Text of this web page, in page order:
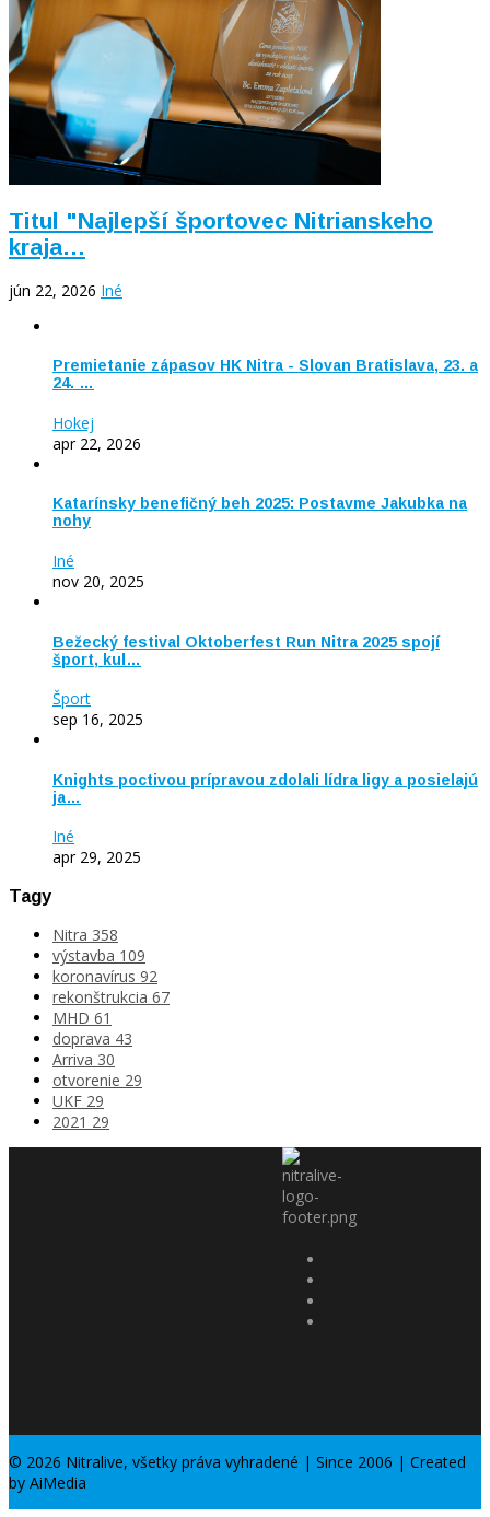
Titul "Najlepší športovec Nitrianskeho
kraja…
jún 22, 2026 Iné
Premietanie zápasov HK Nitra - Slovan Bratislava, 23. a
24. …
Hokej
apr 22, 2026
Katarínsky benefičný beh 2025: Postavme Jakubka na
nohy
Iné
nov 20, 2025
Bežecký festival Oktoberfest Run Nitra 2025 spojí
šport, kul…
Šport
sep 16, 2025
Knights poctivou prípravou zdolali lídra ligy a posielajú
ja…
Iné
apr 29, 2025
Tagy
Nitra 358
výstavba 109
koronavírus 92
rekonštrukcia 67
MHD 61
doprava 43
Arriva 30
otvorenie 29
UKF 29
2021 29
© 2026 Nitralive, všetky práva vyhradené | Since 2006 | Created
by AiMedia